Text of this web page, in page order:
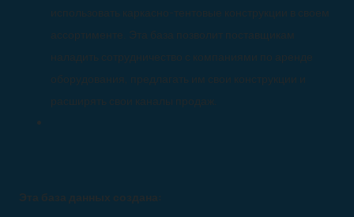
использовать каркасно-тентовые конструкции в своем
ассортименте. Эта база позволит поставщикам
наладить сотрудничество с компаниями по аренде
оборудования, предлагать им свои конструкции и
расширять свои каналы продаж.
Эта база данных создана: